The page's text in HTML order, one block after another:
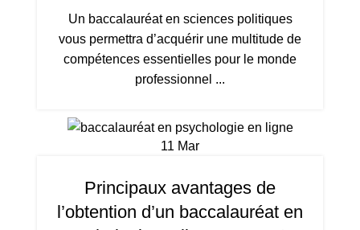
Un baccalauréat en sciences politiques
vous permettra d’acquérir une multitude de
compétences essentielles pour le monde
professionnel ...
11 Mar
Principaux avantages de
l’obtention d’un baccalauréat en